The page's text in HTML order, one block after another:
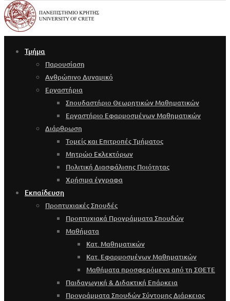
Τμήμα
Παρουσίαση
Ανθρώπινο Δυναμικό
Εργαστήρια
Σπουδαστήριο Θεωρητικών Μαθηματικών
Εργαστήριο Εφαρμοσμένων Μαθηματικών
Διάρθρωση
Τομείς και Επιτροπές Τμήματος
Μητρώο Εκλεκτόρων
Πολιτική Διασφάλισης Ποιότητας
Χρήσιμα έγγραφα
Εκπαίδευση
Προπτυχιακές Σπουδές
Προπτυχιακά Προγράμματα Σπουδών
Μαθήματα
Κατ. Μαθηματικών
Κατ. Εφαρμοσμένων Μαθηματικών
Μαθήματα προσφερόμενα από τη ΣΘΕΤΕ
Παιδαγωγική & Διδακτική Επάρκεια
Προγράμματα Σπουδών Σύντομης Διάρκειας